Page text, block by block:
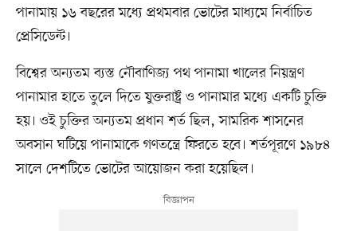
পানামায় ১৬ বছরের মধ্যে প্রথমবার ভোটের মাধ্যমে নির্বাচিত
প্রেসিডেন্ট।
বিশ্বের অন্যতম ব্যস্ত নৌবাণিজ্য পথ পানামা খালের নিয়ন্ত্রণ
পানামার হাতে তুলে দিতে যুক্তরাষ্ট্র ও পানামার মধ্যে একটি চুক্তি
হয়। ওই চুক্তির অন্যতম প্রধান শর্ত ছিল, সামরিক শাসনের
অবসান ঘটিয়ে পানামাকে গণতন্ত্রে ফিরতে হবে। শর্তপূরণে ১৯৮৪
সালে দেশটিতে ভোটের আয়োজন করা হয়েছিল।